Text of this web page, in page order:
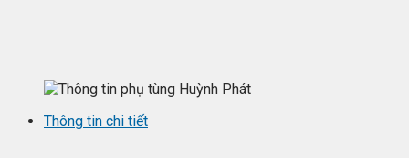
Thông tin chi tiết